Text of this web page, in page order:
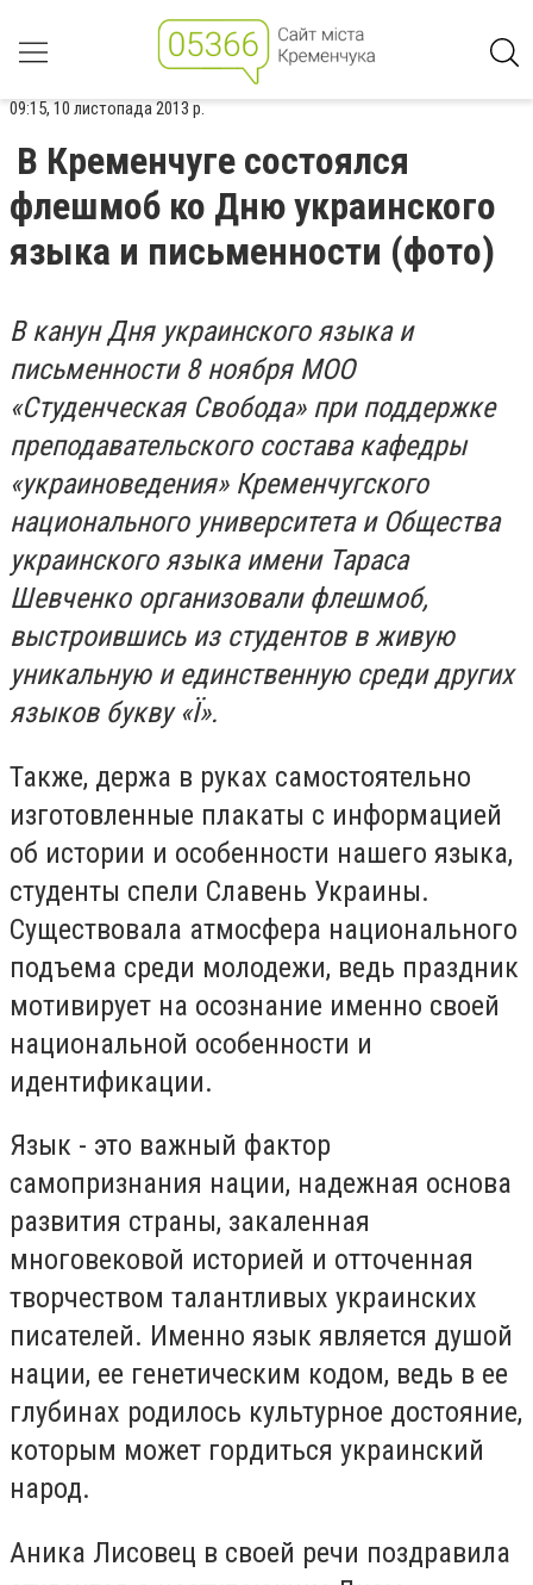
09:15, 10 листопада 2013 р.
В Кременчуге состоялся
флешмоб ко Дню украинского
языка и письменности (фото)
В канун Дня украинского языка и
письменности 8 ноября МОО
«Студенческая Свобода» при поддержке
преподавательского состава кафедры
«украиноведения» Кременчугского
национального университета и Общества
украинского языка имени Тараса
Шевченко организовали флешмоб,
выстроившись из студентов в живую
уникальную и единственную среди других
языков букву «Ї».
Также, держа в руках самостоятельно
изготовленные плакаты с информацией
об истории и особенности нашего языка,
студенты спели Славень Украины.
Существовала атмосфера национального
подъема среди молодежи, ведь праздник
мотивирует на осознание именно своей
национальной особенности и
идентификации.
Язык - это важный фактор
самопризнания нации, надежная основа
развития страны, закаленная
многовековой историей и отточенная
творчеством талантливых украинских
писателей. Именно язык является душой
нации, ее генетическим кодом, ведь в ее
глубинах родилось культурное достояние,
которым может гордиться украинский
народ.
Аника Лисовец в своей речи поздравила